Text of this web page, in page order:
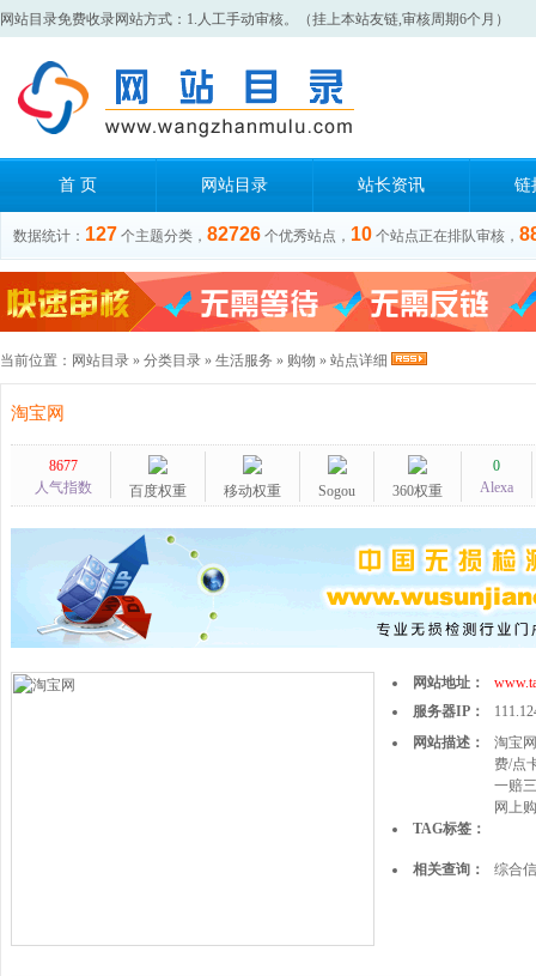
网站目录免费收录网站方式：1.人工手动审核。（挂上本站友链,审核周期6个月）
首 页 网站目录 站长资讯 链
数据统计： 127 个主题分类， 82726 个优秀站点， 10 个站点正在排队审核，
当前位置： 网站目录 » 分类目录 » 生活服务 » 购物 » 站点详细
淘宝网
8677
人气指数
百度权重 移动权重 Sogou 360权重
0
Alexa
网站地址：
服务器IP：
网站描述：
淘宝
费/点
一赔
网上
TAG标签：
相关查询： 综合